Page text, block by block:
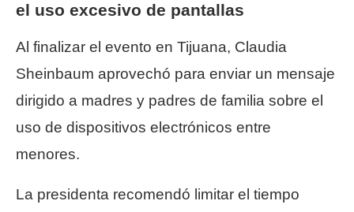
el uso excesivo de pantallas
Al finalizar el evento en Tijuana, Claudia
Sheinbaum aprovechó para enviar un mensaje
dirigido a madres y padres de familia sobre el
uso de dispositivos electrónicos entre
menores.
La presidenta recomendó limitar el tiempo